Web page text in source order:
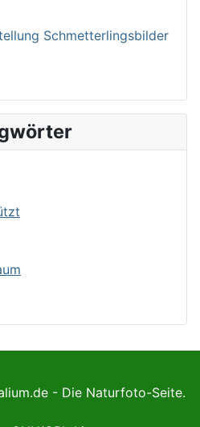
Schmetterlingsbilder
- Die Naturfoto-Seite.